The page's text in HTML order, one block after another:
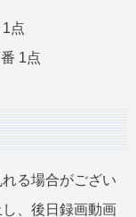
点
1点
る場合がござい
、後日録画動画